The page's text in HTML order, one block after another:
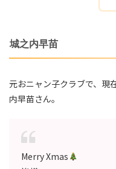
城之内早苗
元おニャン子クラブで、現
内早苗さん。
Merry Xmas